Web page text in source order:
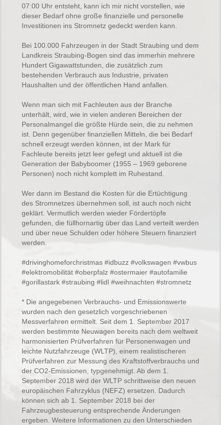
07:00 Uhr entsteht, kann ich mir nicht vorstellen, wie
dieser Bedarf ohne große finanzielle und personelle
Investitionen ins Stromnetz gedeckt werden kann.
Bei 100.000 Fahrzeugen in der Stadt Straubing und dem
Landkreis Straubing-Bogen sind das immerhin mehrere
Hundert Gigawattstunden, die zusätzlich zum
bestehenden Verbrauch aus Industrie, privaten
Haushalten und der öffentlichen Hand anfallen.
Wenn man sich mit Fachleuten aus der Branche
unterhält, wird, wie in vielen anderen Bereichen der
Personalmangel die größte Hürde sein, die zu nehmen
ist. Denn gegenüber finanziellen Mitteln, die bei Bedarf
schnell erzeugt werden können, ist der Mark für
Fachleute bereits jetzt leer gefegt und aktuell ist die
Generation der Babyboomer (1955 – 1969 geborene
Personen) noch nicht komplett im Ruhestand.
Wer dann im Bestand die Kosten für die Ertüchtigung
des Stromnetzes übernehmen soll, ist auch noch nicht
geklärt. Vermutlich werden wieder Fördertöpfe
gefunden, die füllhornartig über das Land verteilt werden
und über neue Schulden oder höhere Steuern finanziert
werden.
#drivinghomeforchristmas #idbuzz #volkswagen #vwbus
#elektromobilität #oberpfalz #ostermaier #autofamilie
#gorillastark #straubing #lidl #weihnachten #stromnetz
* Die angegebenen Verbrauchs- und Emissionswerte
wurden nach den gesetzlich vorgeschriebenen
Messverfahren ermittelt. Seit dem 1. September 2017
werden bestimmte Neuwagen bereits nach dem weltweit
harmonisierten Prüfverfahren für Personenwagen und
leichte Nutzfahrzeuge (WLTP), einem realistischeren
Prüfverfahren zur Messung des Kraftstoffverbrauchs und
der CO2-Emissionen, typgenehmigt. Ab dem 1.
September 2018 wird der WLTP schrittweise den neuen
europäischen Fahrzyklus (NEFZ) ersetzen. Dadurch
können sich ab 1. September 2018 bei der
Fahrzeugbesteuerung entsprechende Änderungen
ergeben. Weitere Informationen zu den Unterschieden